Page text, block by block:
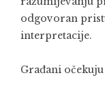
odgovoran
interpretacije.
Građani